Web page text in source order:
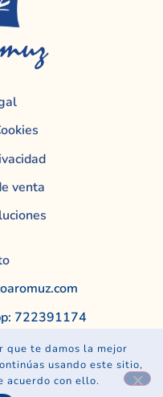
venta
722391174
Diseño web:Lovestyle
que te damos la mejor
usando este sitio,
acuerdo con ello.